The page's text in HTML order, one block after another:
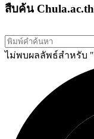
สืบค้น Chula.ac.th
ไม่พบผลลัพธ์สำหรับ "